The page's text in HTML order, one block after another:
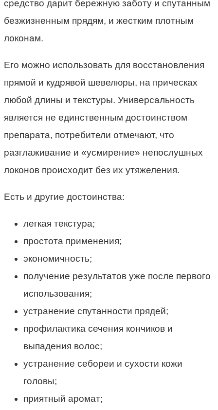
средство дарит бережную заботу и спутанным
безжизненным прядям, и жестким плотным
локонам.
Его можно использовать для восстановления
прямой и кудрявой шевелюры, на прическах
любой длины и текстуры. Универсальность
является не единственным достоинством
препарата, потребители отмечают, что
разглаживание и «усмирение» непослушных
локонов происходит без их утяжеления.
Есть и другие достоинства:
легкая текстура;
простота применения;
экономичность;
получение результатов уже после первого
использования;
устранение спутанности прядей;
профилактика сечения кончиков и
выпадения волос;
устранение себореи и сухости кожи
головы;
приятный аромат;